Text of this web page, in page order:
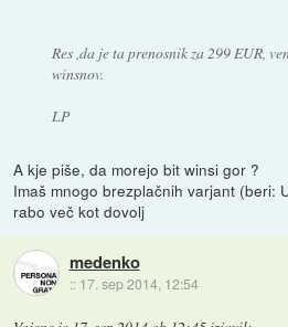
Res ,da je ta prenosnik za 299 EUR,
winsnov.
LP
A kje piše, da morejo bit winsi gor ?
Imaš mnogo brezplačnih varjant (beri:
rabo več kot dovolj
medenko
:: 17. sep 2014, 12:54